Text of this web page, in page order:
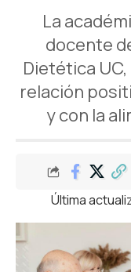
La
docente
Dietética
relación
y con la
Última